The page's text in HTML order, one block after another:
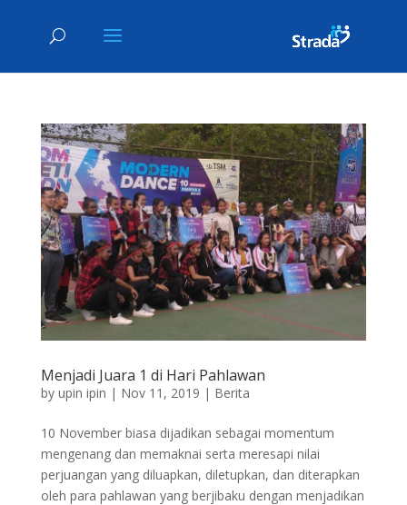
Menjadi Juara 1 di Hari Pahlawan
by upin ipin | Nov 11, 2019 | Berita
10 November biasa dijadikan sebagai momentum
mengenang dan memaknai serta meresapi nilai
perjuangan yang diluapkan, diletupkan, dan diterapkan
oleh para pahlawan yang berjibaku dengan menjadikan